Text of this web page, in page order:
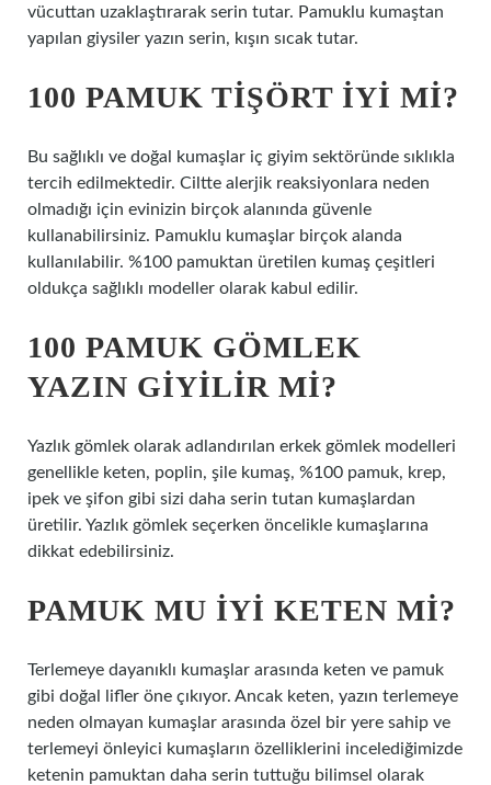
vücuttan uzaklaştırarak serin tutar. Pamuklu kumaştan
yapılan giysiler yazın serin, kışın sıcak tutar.
100 PAMUK TIŞÖRT IYI MI?
Bu sağlıklı ve doğal kumaşlar iç giyim sektöründe sıklıkla
tercih edilmektedir. Ciltte alerjik reaksiyonlara neden
olmadığı için evinizin birçok alanında güvenle
kullanabilirsiniz. Pamuklu kumaşlar birçok alanda
kullanılabilir. %100 pamuktan üretilen kumaş çeşitleri
oldukça sağlıklı modeller olarak kabul edilir.
100 PAMUK GÖMLEK
YAZIN GIYILIR MI?
Yazlık gömlek olarak adlandırılan erkek gömlek modelleri
genellikle keten, poplin, şile kumaş, %100 pamuk, krep,
ipek ve şifon gibi sizi daha serin tutan kumaşlardan
üretilir. Yazlık gömlek seçerken öncelikle kumaşlarına
dikkat edebilirsiniz.
PAMUK MU IYI KETEN MI?
Terlemeye dayanıklı kumaşlar arasında keten ve pamuk
gibi doğal lifler öne çıkıyor. Ancak keten, yazın terlemeye
neden olmayan kumaşlar arasında özel bir yere sahip ve
terlemeyi önleyici kumaşların özelliklerini incelediğimizde
ketenin pamuktan daha serin tuttuğu bilimsel olarak